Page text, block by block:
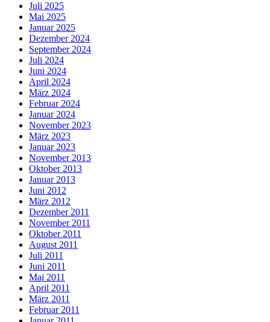
Juli 2025
Mai 2025
Januar 2025
Dezember 2024
September 2024
Juli 2024
Juni 2024
April 2024
März 2024
Februar 2024
Januar 2024
November 2023
März 2023
Januar 2023
November 2013
Oktober 2013
Januar 2013
Juni 2012
März 2012
Dezember 2011
November 2011
Oktober 2011
August 2011
Juli 2011
Juni 2011
Mai 2011
April 2011
März 2011
Februar 2011